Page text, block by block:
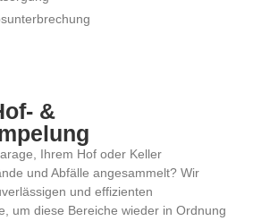
&
Ihrem Hof oder Keller
und Abfälle angesammelt? Wir
und effizienten
um diese Bereiche wieder in Ordnung